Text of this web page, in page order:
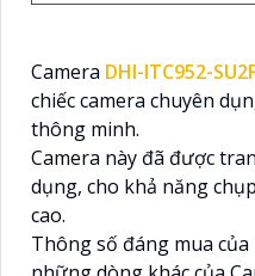
Camera DHI-ITC952-
chiếc camera chuyên
thông minh.
Camera này đã được
dụng, cho khả năng
cao.
Thông số đáng mua